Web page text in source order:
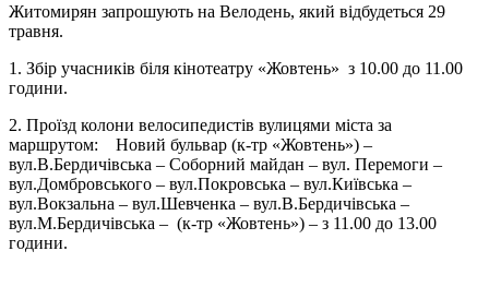
Житомирян запрошують на Велодень, який відбудеться 29
травня.
1. Збір учасників біля кінотеатру «Жовтень» з 10.00 до 11.00
години.
2. Проїзд колони велосипедистів вулицями міста за
маршрутом: Новий бульвар (к-тр «Жовтень») –
вул.В.Бердичівська – Соборний майдан – вул. Перемоги –
вул.Домбровського – вул.Покровська – вул.Київська –
вул.Вокзальна – вул.Шевченка – вул.В.Бердичівська –
вул.М.Бердичівська – (к-тр «Жовтень») – з 11.00 до 13.00
години.